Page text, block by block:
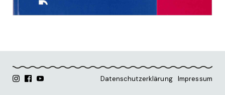
Datenschutzerklärung Impressum